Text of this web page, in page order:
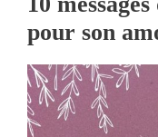
pour son